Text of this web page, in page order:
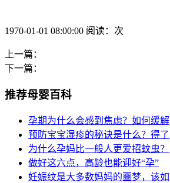
1970-01-01 08:00:00 阅读：次
上一篇：
下一篇：
推荐母婴百科
孕期为什么会感到焦虑？如何缓解
预防宝宝湿疹的秘诀是什么？得了
为什么孕妈比一般人更爱招蚊虫？
做好这六点，高龄也能迎好“孕”
妊娠纹是大多数妈妈的噩梦，该如